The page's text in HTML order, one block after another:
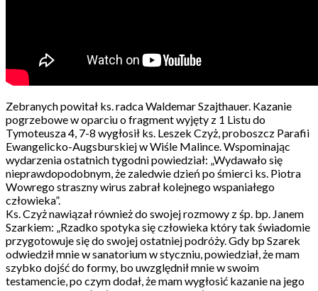
Zebranych powitał ks. radca Waldemar Szajthauer. Kazanie
pogrzebowe w oparciu o fragment wyjęty z 1 Listu do
Tymoteusza 4, 7-8 wygłosił ks. Leszek Czyż, proboszcz Parafii
Ewangelicko-Augsburskiej w Wiśle Malince. Wspominając
wydarzenia ostatnich tygodni powiedział: „Wydawało się
nieprawdopodobnym, że zaledwie dzień po śmierci ks. Piotra
Wowrego straszny wirus zabrał kolejnego wspaniałego
człowieka”.
Ks. Czyż nawiązał również do swojej rozmowy z śp. bp. Janem
Szarkiem: „Rzadko spotyka się człowieka który tak świadomie
przygotowuje się do swojej ostatniej podróży. Gdy bp Szarek
odwiedził mnie w sanatorium w styczniu, powiedział, że mam
szybko dojść do formy, bo uwzględnił mnie w swoim
testamencie, po czym dodał, że mam wygłosić kazanie na jego